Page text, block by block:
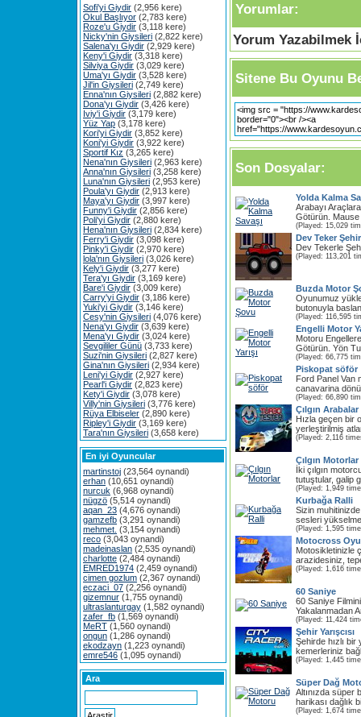
Sofi'yi Giydir (2,956 kere)
Okul Başlıyor (2,783 kere)
Roze'u Giydir (3,118 kere)
Nicky'nin Giysileri (2,822 kere)
Salena'yı Giydir (2,929 kere)
Keny'i Giydir (3,318 kere)
Silviya Giydir (3,029 kere)
Uma'yı Giydir (3,528 kere)
Jil'in Giysileri (2,749 kere)
Enna'nın Giysileri (2,882 kere)
Dona'yı Giydir (3,426 kere)
Iviy'i Giydir (3,179 kere)
Yüz Yap (3,178 kere)
Kori'yi Giydir (3,852 kere)
Koni'yi Giydir (3,922 kere)
Sportif Kız (3,265 kere)
Nena'nın Giysileri (2,963 kere)
Anna'nın Giysileri (3,258 kere)
Luna'nın Giysileri (2,953 kere)
Poula'yı Giydir (2,913 kere)
Maya'yı Giydir (3,997 kere)
Funny'i Giydir (2,856 kere)
Poli'yi Giydir (2,880 kere)
Hena'nın Giysileri (2,834 kere)
Ferry'i Giydir (3,098 kere)
Pinky'i Giydir (2,970 kere)
lola'nın Giysileri (3,026 kere)
Kely'i Giydir (3,277 kere)
Tera'yı Giydir (3,169 kere)
Bare'i Giydir (3,009 kere)
Carry'yi Giydir (3,186 kere)
Yuki'yi Giydir (3,146 kere)
Cesy'nin Giysileri (4,076 kere)
Nena'yı Giydir (3,639 kere)
Mena'yı Giydir (3,024 kere)
Sevgililer Günü (3,733 kere)
Suzi'nin Giysileri (2,827 kere)
Gina'nın Giysileri (2,934 kere)
Leni'yi Giydir (2,927 kere)
Pearl'i Giydir (2,823 kere)
Kety'i Giydir (3,078 kere)
Villy'nin Giysileri (3,776 kere)
Rüya Elbiseler (2,890 kere)
Ripley'i Giydir (3,169 kere)
Tara'nın Giysileri (3,658 kere)
En iyi Oyuncular
martinstoj (23,564 oynandi)
erhan (10,651 oynandi)
nurcuk (6,968 oynandi)
nügzö (5,514 oynandi)
aqan_23 (4,676 oynandi)
gamzefb (3,291 oynandi)
mehmet. (3,154 oynandi)
reco (3,043 oynandi)
madeinaslan (2,535 oynandi)
charlotte (2,484 oynandi)
EMRED1974 (2,459 oynandi)
cimen gozlum (2,367 oynandi)
eczaci_07 (2,256 oynandi)
gizemnur (1,755 oynandi)
ultraslanturgay (1,582 oynandi)
zafer_fb (1,569 oynandi)
MeRT (1,560 oynandi)
ongun (1,286 oynandi)
ekodzayn (1,223 oynandi)
emre546 (1,095 oynandi)
Ara
Yorumlar:
Yorum Yazabilmek
Sitene Bu Oyunu
Son Dosyalar:
Yolda Kalma
Arabayı
Götürün. Mause
(Played: 15,029
Dev Teker
Dev Tekerle
(Played: 113,201
Buzda Motor
Oyunumuz
butonuyla
(Played: 116,595
Engelli Motor
Motoru
Götürün. Yön
(Played: 66,775
Piskopat söför
Ford Panel Van
canavarina
(Played: 66,890
Çılgın Arabalar
Hızla geçen bir
yerleştirilmiş
(Played: 2,116
Çılgın Motorlar
İki çılgın
tutuştular, galip
(Played: 1,949
Kurbağa Ralli
Sizin
sesleri
(Played: 1,595
Motocross
Motosikletinizle
arazidesiniz,
(Played: 1,616
60 Saniye
60 Saniye
Yakalanmadan
(Played: 11,424
Şehir Yarışcısı
Şehirde hızlı bir
kemerleriniz
(Played: 1,445
Süper Dağ
Altınızda süper
harikası dağlık
(Played: 1,674